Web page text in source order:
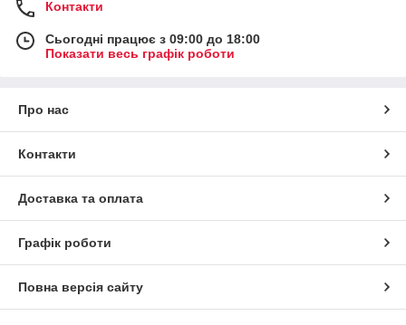
Контакти
Сьогодні працює з 09:00 до 18:00
Показати весь графік роботи
Про нас
Контакти
Доставка та оплата
Графік роботи
Повна версія сайту